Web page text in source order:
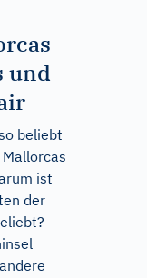
–
und
beliebt
ist
der